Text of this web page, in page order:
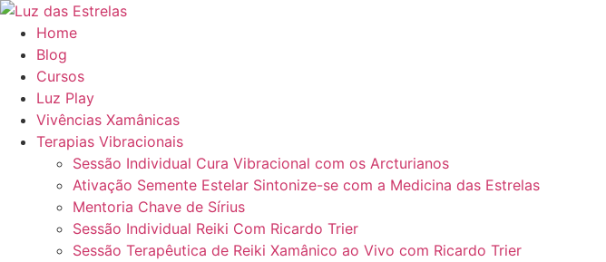
Ir
para
conteúdo
Home
Blog
Cursos
Luz Play
Vivências Xamânicas
Terapias Vibracionais
Sessão Individual Cura Vibracional com os Arcturianos
Ativação Semente Estelar Sintonize-se com a Medicina das Estrelas
Mentoria Chave de Sírius
Sessão Individual Reiki Com Ricardo Trier
Sessão Terapêutica de Reiki Xamânico ao Vivo com Ricardo Trier